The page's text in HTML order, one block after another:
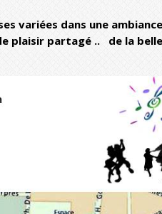
variées dans une
plaisir partagé .. de la